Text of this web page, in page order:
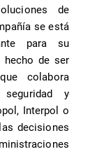
de
se está
para su
hecho de ser
colabora
y
Interpol o
decisiones